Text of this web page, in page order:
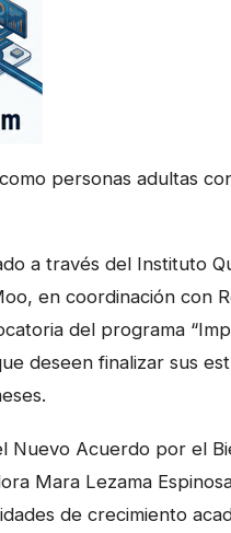
personas adultas
a través del Instituto
en coordinación con
del programa
deseen finalizar sus
Nuevo Acuerdo por el
Mara Lezama
de crecimiento